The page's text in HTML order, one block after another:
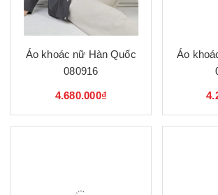
Áo khoác nữ Hàn Quốc
080916
4.680.000₫
Áo